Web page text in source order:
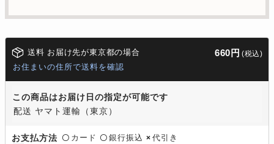
送料 お届け先が東京都の場合 660円 (税込)
お住まいの住所で送料を確認
この商品はお届け日の指定が可能です
配送 ヤマト運輸（東京）
お支払方法 〇 カード 〇 銀行振込 × 代引き